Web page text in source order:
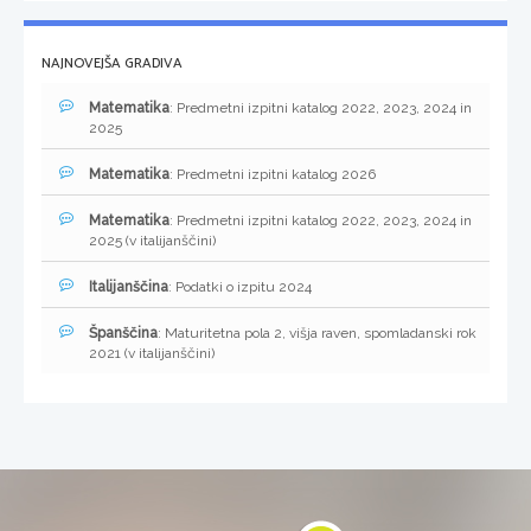
NAJNOVEJŠA GRADIVA
Matematika: Predmetni izpitni katalog 2022, 2023, 2024 in
2025
Matematika: Predmetni izpitni katalog 2026
Matematika: Predmetni izpitni katalog 2022, 2023, 2024 in
2025 (v italijanščini)
Italijanščina: Podatki o izpitu 2024
Španščina: Maturitetna pola 2, višja raven, spomladanski rok
2021 (v italijanščini)